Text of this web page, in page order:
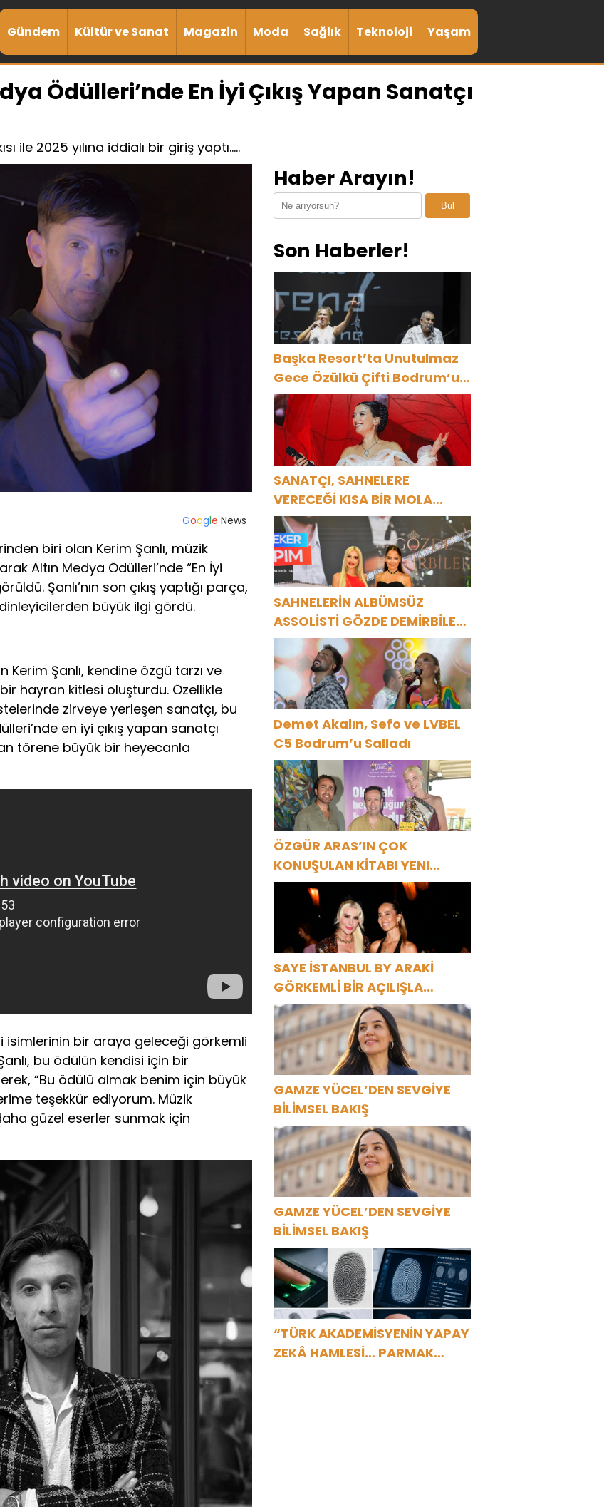
Gündem Kültür ve Sanat Magazin Moda Sağlık Teknoloji Yaşam
Ödülleri’nde En İyi Çıkış Yapan Sanatçı
ile 2025 yılına iddialı bir giriş yaptı.....
Google News
biri olan Kerim Şanlı, müzik
Altın Medya Ödülleri’nde “En İyi
Şanlı’nın son çıkış yaptığı parça,
büyük ilgi gördü.
Şanlı, kendine özgü tarzı ve
hayran kitlesi oluşturdu. Özellikle
zirveye yerleşen sanatçı, bu
en iyi çıkış yapan sanatçı
törene büyük bir heyecanla
isimlerinin bir araya geleceği görkemli
bu ödülün kendisi için bir
“Bu ödülü almak benim için büyük
teşekkür ediyorum. Müzik
güzel eserler sunmak için
Haber Arayın!
Bul
Son Haberler!
Başka Resort’ta Unutulmaz
Gece Özülkü Çifti Bodrum’u
Büyüledi
SANATÇI, SAHNELERE
VERECEĞİ KISA BİR MOLA
ÖNCESİ 13 AĞUSTOS’TA SON
KEZ HARBİYE’DE OLACAK!
SAHNELERİN ALBÜMSÜZ
ASSOLİSTİ GÖZDE DEMİRBİLEK,
NR1 MAGAZİN’DE: “SON
ASSOLİST OLARAK VAR
OLACAĞIM!”
Demet Akalın, Sefo ve LVBEL
C5 Bodrum’u Salladı
ÖZGÜR ARAS’IN ÇOK
KONUŞULAN KİTABI YENI
BASKISINI TITANIC LUXURY
COLLECTION BODRUM’DA
KUTLADI
SAYE İSTANBUL BY ARAKİ
GÖRKEMLİ BİR AÇILIŞLA
KAPILARINI AÇTI!
GAMZE YÜCEL’DEN SEVGİYE
BİLİMSEL BAKIŞ
GAMZE YÜCEL’DEN SEVGİYE
BİLİMSEL BAKIŞ
“TÜRK AKADEMİSYENİN YAPAY
ZEKÂ HAMLESİ… PARMAK